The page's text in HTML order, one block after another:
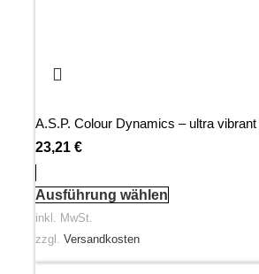
A.S.P. Colour Dynamics – ultra
23,21 €
Ausführung wählen
inkl. MwSt.
zzgl. Versandkosten